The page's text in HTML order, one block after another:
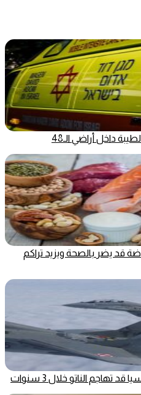
قد يضر بالصحة ويزيد تراكم
تهاجم الناتو خلال 3 سنوات